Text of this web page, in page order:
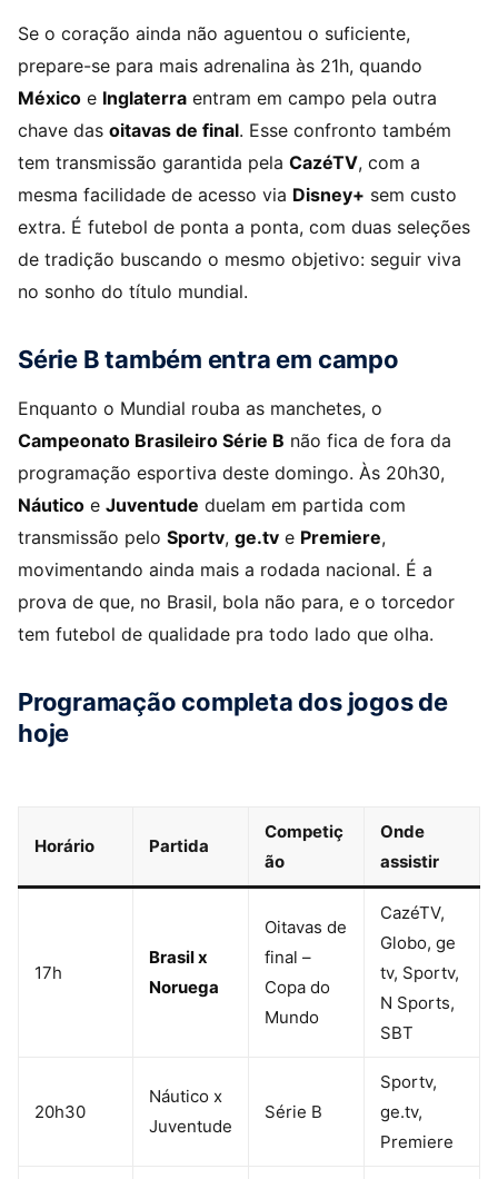
Se o coração ainda não aguentou o suficiente,
prepare-se para mais adrenalina às 21h, quando
México e Inglaterra entram em campo pela outra
chave das oitavas de final. Esse confronto também
tem transmissão garantida pela CazéTV, com a
mesma facilidade de acesso via Disney+ sem custo
extra. É futebol de ponta a ponta, com duas seleções
de tradição buscando o mesmo objetivo: seguir viva
no sonho do título mundial.
Série B também entra em campo
Enquanto o Mundial rouba as manchetes, o
Campeonato Brasileiro Série B não fica de fora da
programação esportiva deste domingo. Às 20h30,
Náutico e Juventude duelam em partida com
transmissão pelo Sportv, ge.tv e Premiere,
movimentando ainda mais a rodada nacional. É a
prova de que, no Brasil, bola não para, e o torcedor
tem futebol de qualidade pra todo lado que olha.
Programação completa dos jogos de
hoje
Horário Partida
Competiç
ão
Onde
assistir
17h
Brasil x
Noruega
Oitavas de
final –
Copa do
Mundo
CazéTV,
Globo, ge
tv, Sportv,
N Sports,
SBT
20h30
Náutico x
Juventude
Série B
Sportv,
ge.tv,
Premiere